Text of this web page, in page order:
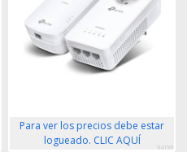
Para ver los precios debe estar
logueado. CLIC AQUÍ
94199